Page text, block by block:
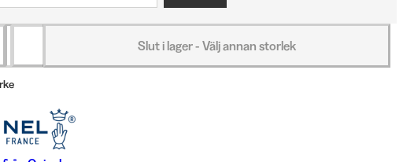
Slut i lager - Välj annan storlek